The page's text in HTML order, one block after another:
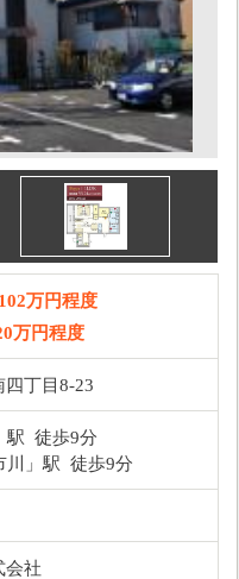
102万円程度
万円程度
丁目8-23
駅 徒歩9分
川」駅 徒歩9分
会社